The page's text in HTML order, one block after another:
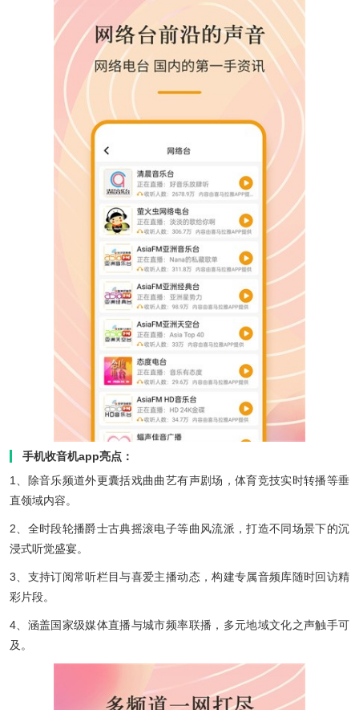
手机收音机app亮点：
1、除音乐频道外更囊括戏曲曲艺有声剧场，体育竞技实时转播等垂
直领域内容。
2、全时段轮播爵士古典摇滚电子等曲风流派，打造不同场景下的沉
浸式听觉盛宴。
3、支持订阅常听栏目与喜爱主播动态，构建专属音频库随时回访精
彩片段。
4、涵盖国家级媒体直播与城市频率联播，多元地域文化之声触手可
及。